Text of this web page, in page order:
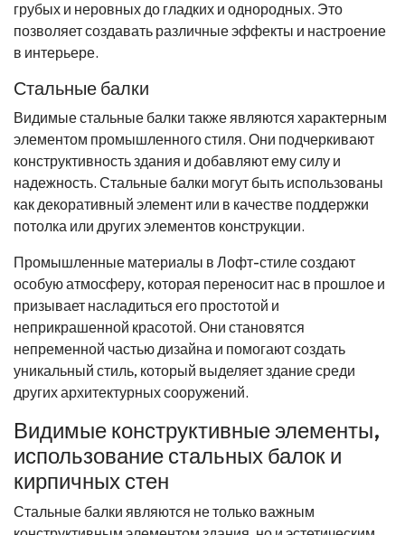
грубых и неровных до гладких и однородных. Это
позволяет создавать различные эффекты и настроение
в интерьере.
Стальные балки
Видимые стальные балки также являются характерным
элементом промышленного стиля. Они подчеркивают
конструктивность здания и добавляют ему силу и
надежность. Стальные балки могут быть использованы
как декоративный элемент или в качестве поддержки
потолка или других элементов конструкции.
Промышленные материалы в Лофт-стиле создают
особую атмосферу, которая переносит нас в прошлое и
призывает насладиться его простотой и
неприкрашенной красотой. Они становятся
непременной частью дизайна и помогают создать
уникальный стиль, который выделяет здание среди
других архитектурных сооружений.
Видимые конструктивные элементы,
использование стальных балок и
кирпичных стен
Стальные балки являются не только важным